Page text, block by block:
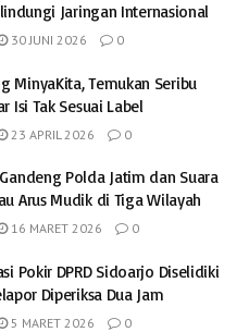
Jaringan Internasional
30 JUNI 2026 0
MinyaKita, Temukan Seribu
Isi Tak Sesuai Label
23 APRIL 2026 0
Polda Jatim dan Suara
Arus Mudik di Tiga Wilayah
16 MARET 2026 0
Pokir DPRD Sidoarjo Diselidiki
Diperiksa Dua Jam
5 MARET 2026 0